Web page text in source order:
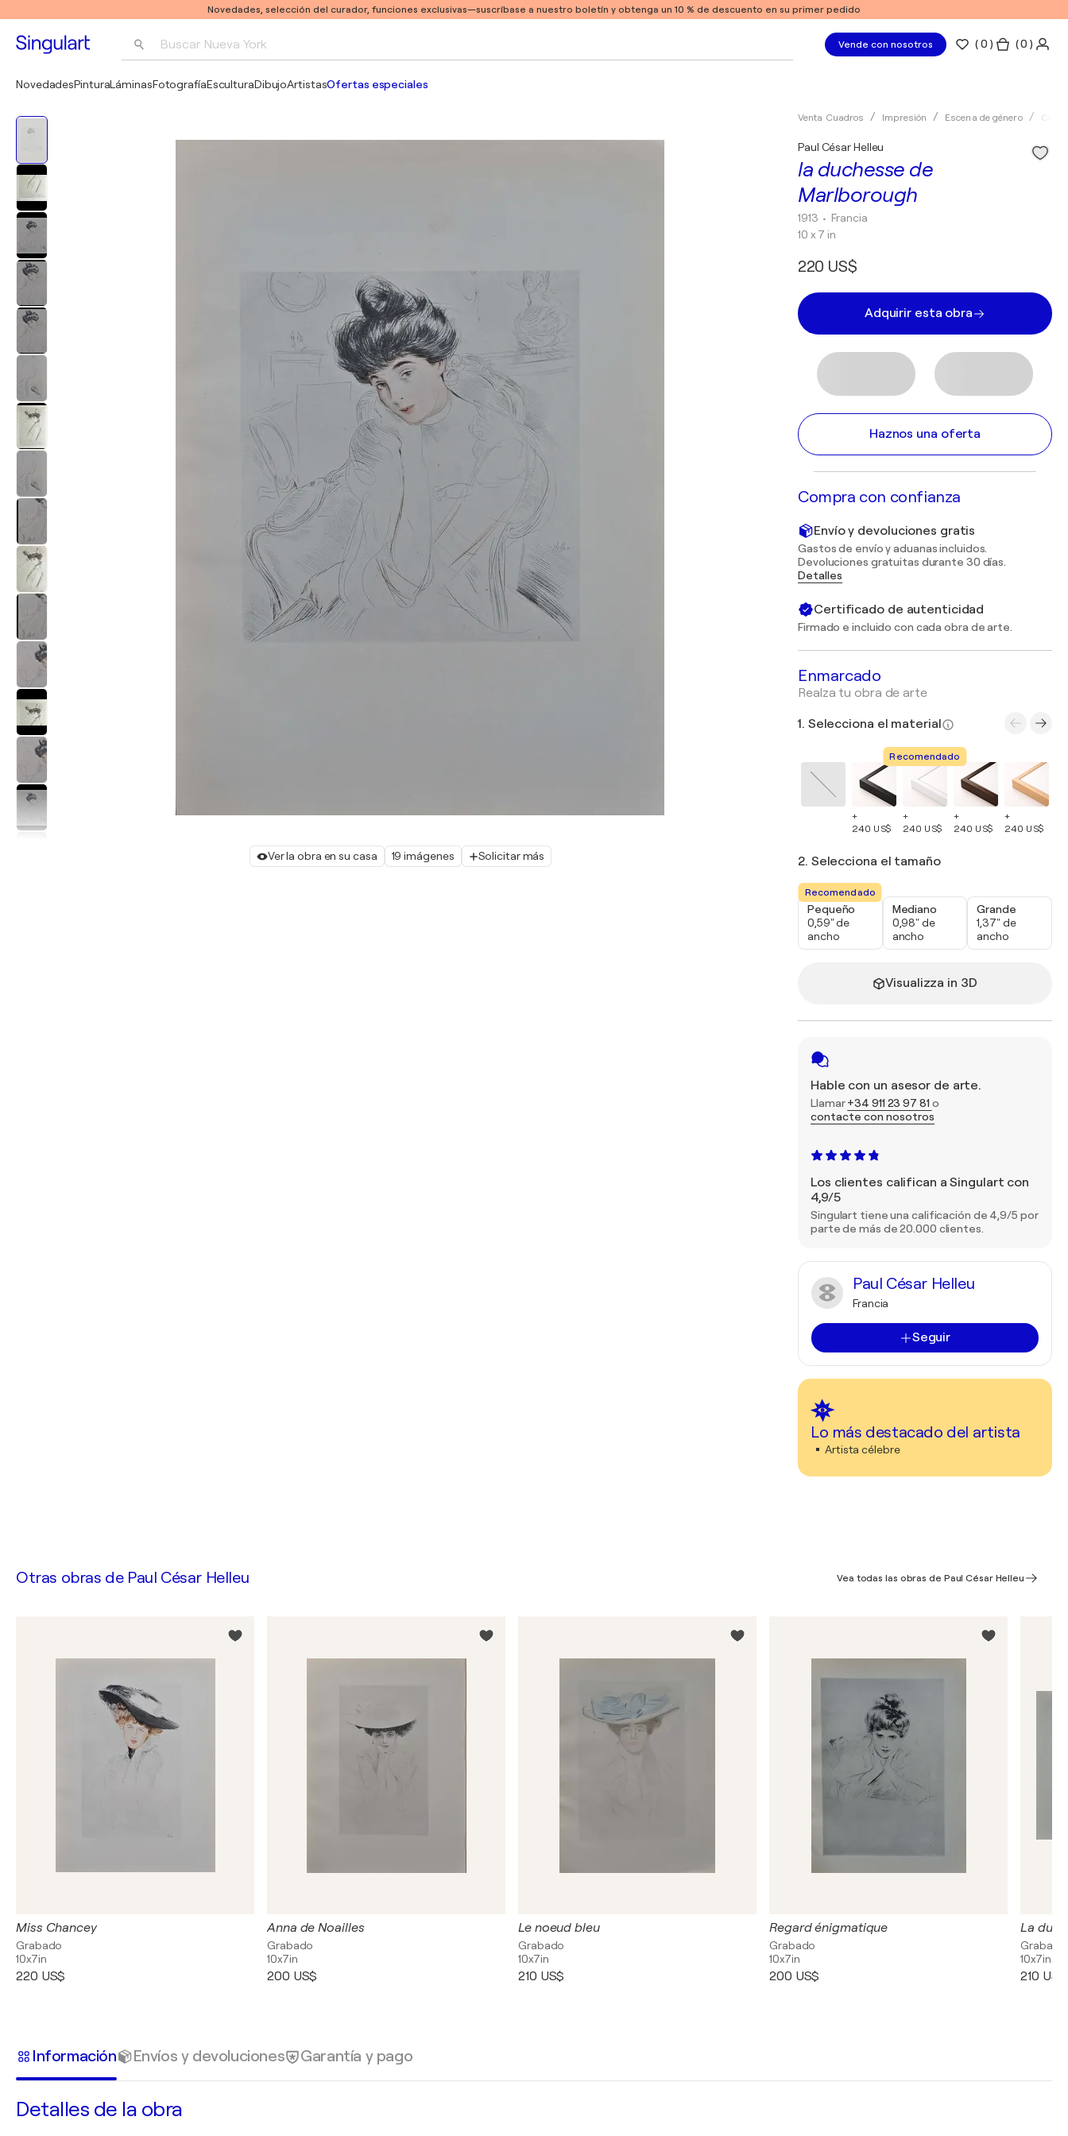
Novedades, selección del curador, funciones exclusivas—suscríbase a nuestro boletín y obtenga un 10 % de descuento en su primer pedido
Buscar Nueva York
Pablo Picasso
Vende con nosotros (0 ) ( 0 )
NovedadesPinturaLáminasFotografíaEsculturaDibujoArtistasOfertas especiales
Ver la obra en su casa 19 imágenes Solicitar más
Venta Cuadros Impresión Escena de género
la duchesse de
Marlborough
Paul César Helleu
1913 • Francia
10 x 7 in
220 US$
Adquirir esta obra
Haznos una oferta
Compra con confianza
Envío y devoluciones gratis
Gastos de envío y aduanas incluidos.
Devoluciones gratuitas durante 30 días.
Detalles
Certificado de autenticidad
Firmado e incluido con cada obra de arte.
Enmarcado
Realza tu obra de arte
1. Selecciona el material
+
240 US$
Recomendado
+
240 US$
+
240 US$
+
240 US$
2. Selecciona el tamaño
Recomendado
Pequeño
0,59" de
ancho
Mediano
0,98" de
ancho
Grande
1,37" de
ancho
Visualizza in 3D
Hable con un asesor de arte.
Llamar+34 911 23 97 81 o
contacte con nosotros
Los clientes califican a Singulart con
4,9/5
Singulart tiene una calificación de 4,9/5 por
parte de más de 20.000 clientes.
Paul César Helleu
Francia
Seguir
Lo más destacado del artista
Artista célebre
Otras obras de Paul César Helleu Vea todas las obras de Paul César Helleu
Miss Chancey
Grabado
10x7in
220 US$
Anna de Noailles
Grabado
10x7in
200 US$
Le noeud bleu
Grabado
10x7in
210 US$
Regard énigmatique
Grabado
10x7in
200 US$
La
Grabado
10x7in
210 US$
Información Envíos y devoluciones Garantía y pago
Detalles de la obra